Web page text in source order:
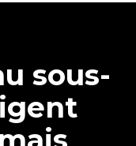
sous-